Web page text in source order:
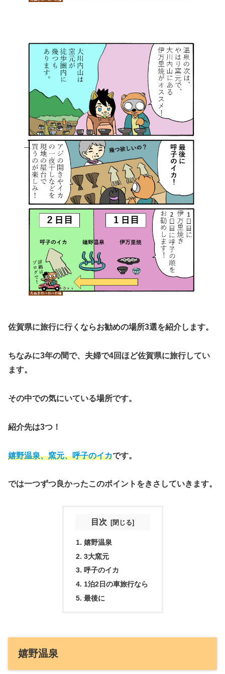
佐賀県に旅行に行くならお勧めの場所3選を紹介します。
ちなみに3年の間で、夫婦で4回ほど佐賀県に旅行してい
ます。
その中での気にいている場所です。
紹介先は3つ！
嬉野温泉、窯元、呼子のイカです。
では一つずつ良かったこのポイントをきさしていきます。
目次
嬉野温泉
3大窯元
呼子のイカ
1泊2日の車旅行なら
最後に
嬉野温泉